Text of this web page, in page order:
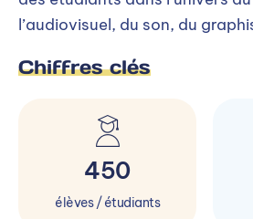
l’audiovisuel, du son, du
Chiffres clés
450
élèves / étudiants